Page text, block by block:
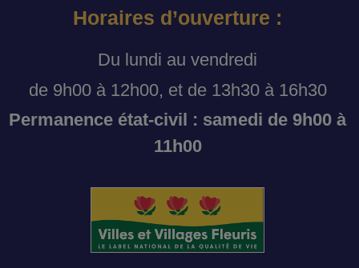
Horaires d’ouverture :
Du lundi au vendredi
de 9h00 à 12h00, et de 13h30 à 16h30
Permanence état-civil : samedi de 9h00 à
11h00